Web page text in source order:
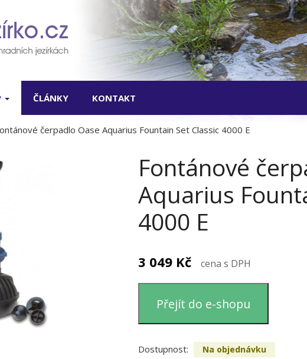
Skip
to
content
ČLÁNKY KONTAKT
čerpadlo Oase Aquarius Fountain Set Classic 4000 E
Fontánové
Aquarius
4000 E
3 049 Kč cena s DPH
Přejít do e-shopu
Dostupnost: Na objednávku